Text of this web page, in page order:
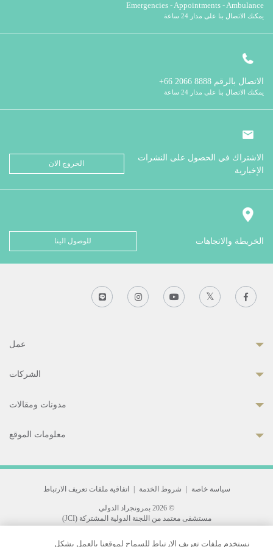
Emergencies - Appointments - Ambulance
يمكنك الاتصال بنا على مدار 24 ساعة
الاتصال بالرقم
يمكنك الاتصال بنا على مدار 24 ساعة
الاشتراك في الحصول على النشرات
الإخبارية
الخروج الان
الخريطة والاتجاهات للوصول الينا
عمل
الشركات
مدونات ومقالات
معلومات الموقع
سياسة خاصة شروط الخدمة اتفاقية ملفات تعريف الارتباط
© 2026 بمرونجراد الدولي
مستشفى معتمد من اللجنة الدولية المشتركة (JCI)
33 Sukhumvit 3, Wattana, Bangkok 10110 Thailand.
نستخدم ملفات تعريف الارتباط للسماح لموقعنا بالعمل بشكل